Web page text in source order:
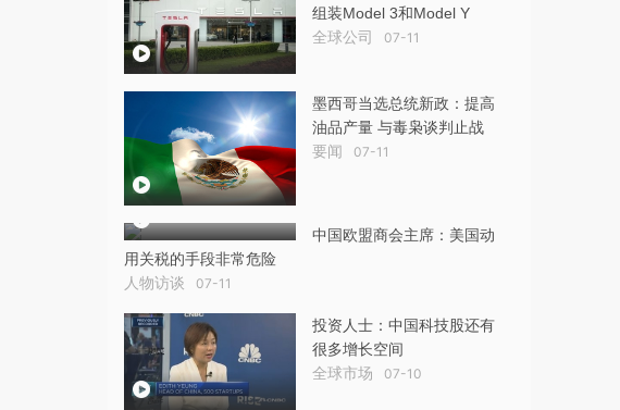
组装Model 3和Model Y
全球公司 07-11
墨西哥当选总统新政：提高
油品产量 与毒枭谈判止战
要闻 07-11
中国欧盟商会主席：美国动
用关税的手段非常危险
人物访谈 07-11
投资人士：中国科技股还有
很多增长空间
全球市场 07-10